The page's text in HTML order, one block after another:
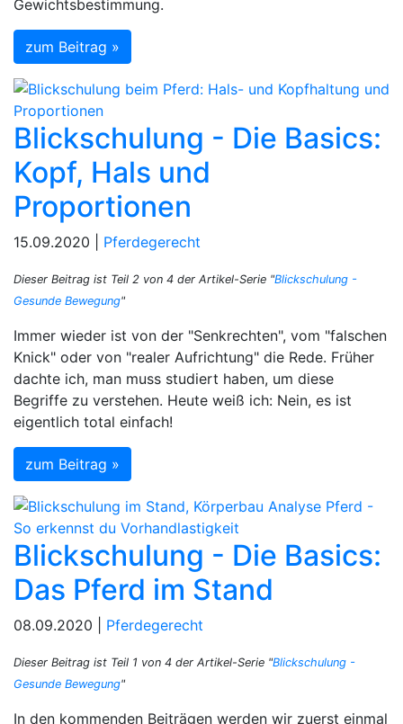
Gewichtsbestimmung.
zum Beitrag »
Blickschulung - Die Basics:
Kopf, Hals und
Proportionen
15.09.2020 | Pferdegerecht
Dieser Beitrag ist Teil 2 von 4 der Artikel-Serie "Blickschulung -
Gesunde Bewegung"
Immer wieder ist von der "Senkrechten", vom "falschen
Knick" oder von "realer Aufrichtung" die Rede. Früher
dachte ich, man muss studiert haben, um diese
Begriffe zu verstehen. Heute weiß ich: Nein, es ist
eigentlich total einfach!
zum Beitrag »
Blickschulung - Die Basics:
Das Pferd im Stand
08.09.2020 | Pferdegerecht
Dieser Beitrag ist Teil 1 von 4 der Artikel-Serie "Blickschulung -
Gesunde Bewegung"
In den kommenden Beiträgen werden wir zuerst einmal